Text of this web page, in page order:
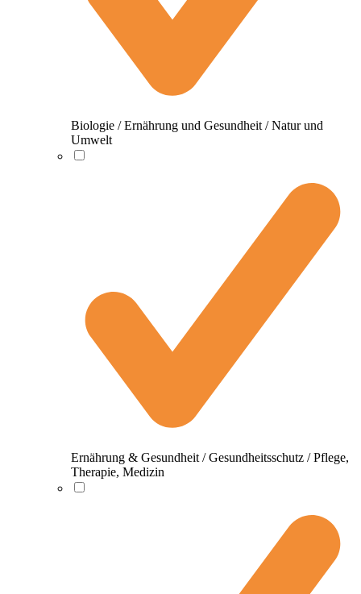
Biologie / Ernährung und Gesundheit / Natur und
Umwelt
Ernährung & Gesundheit / Gesundheitsschutz / Pflege,
Therapie, Medizin